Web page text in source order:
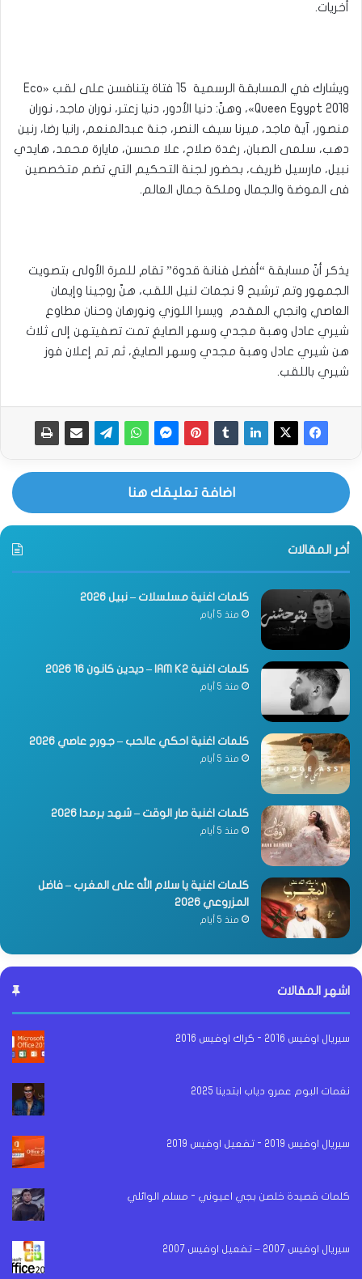
أخريات.
ويشارك في المسابقة الرسمية 15 فتاة يتنافسن على لقب «Eco
Queen Egypt 2018»، وهنّ: دنيا الأدور، دنيا زعتر، نوران ماجد، نوران
منصور، آية ماجد، ميرنا سيف النصر، جنة عبدالمنعم، رانيا رضا، رنين
دهب، سلمى الصبان، رغدة صلاح، علا محسن، مايارة محمد، هايدي
نبيل، مارسيل ظريف، بحضور لجنة التحكيم التي تضم متخصصين
فى الموضة والجمال وملكة جمال العالم.
يذكر أنّ مسابقة “أفضل فنانة قدوة” تقام للمرة الأولى بتصويت
الجمهور وتم ترشيح 9 نجمات لنيل اللقب، هنّ روجينا وإيمان
العاصي وانجي المقدم ويسرا اللوزي ونورهان وحنان مطاوع
شيري عادل وهبة مجدي وسهر الصايغ تمت تصفيتهن إلى ثلاث
هن شيري عادل وهبة مجدي وسهر الصايغ، ثم تم إعلان فوز
شيري باللقب.
اضافة تعليقك هنا
أخر المقالات
كلمات اغنية مسلسلات – نبيل 2026
منذ 5 أيام
كلمات اغنية IAM K2 – ديدين كانون 16 2026
منذ 5 أيام
كلمات اغنية احكي عالحب – جورج عاصي 2026
منذ 5 أيام
كلمات اغنية صار الوقت – شهد برمدا 2026
منذ 5 أيام
كلمات اغنية يا سلام الله على المغرب – فاضل
المزروعي 2026
منذ 5 أيام
اشهر المقالات
سيريال اوفيس 2016 - كراك اوفيس 2016
نغمات البوم عمرو دياب ابتدينا 2025
سيريال اوفيس 2019 - تفعيل اوفيس 2019
كلمات قصيدة خلصن بجي اعيوني - مسلم الوائلي
سيريال اوفيس 2007 – تفعيل اوفيس 2007